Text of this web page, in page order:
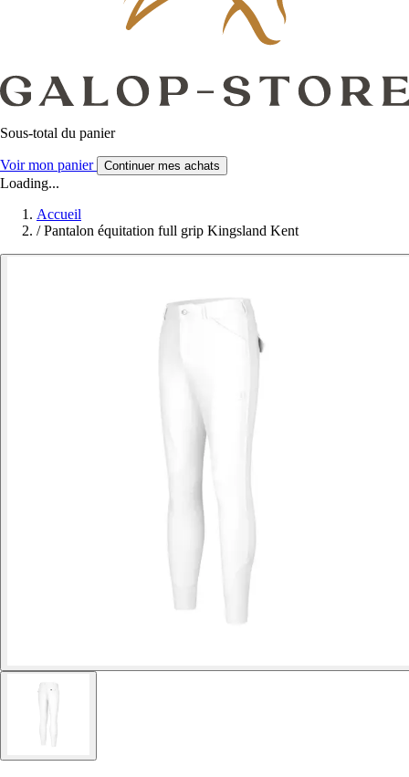
Sous-total du panier
Voir mon panier Continuer mes achats
Loading...
Accueil
/ Pantalon équitation full grip Kingsland Kent